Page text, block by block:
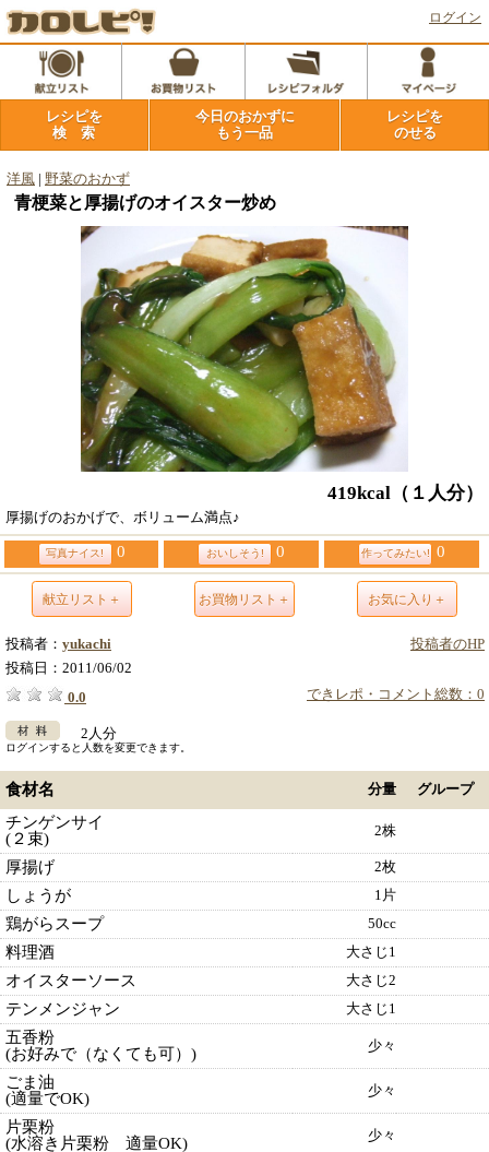
ログイン
レシピを
検 索
今日のおかずに
もう一品
レシピを
のせる
洋風 野菜のおかず
青梗菜と厚揚げのオイスター炒め
419kcal （１人分）
厚揚げのおかげで、ボリューム満点♪
写真ナイス! 0 おいしそう! 0 作ってみたい! 0
献立リスト＋ お買物リスト＋ お気に入り＋
投稿者のHP
投稿者： yukachi
投稿日： 2011/06/02
できレポ・コメント総数：0
0.0
2人分
ログインすると人数を変更できます。
食材名 分量 グループ
チンゲンサイ
(２束)
2株
厚揚げ 2枚
しょうが 1片
鶏がらスープ 50cc
料理酒 大さじ1
オイスターソース 大さじ2
テンメンジャン 大さじ1
五香粉
(お好みで（なくても可）)
少々
ごま油
(適量でOK)
少々
片栗粉
(水溶き片栗粉 適量OK)
少々